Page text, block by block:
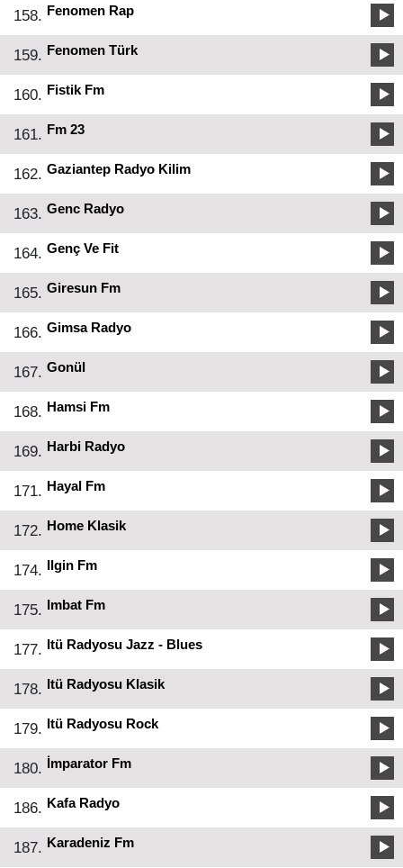
158. Fenomen Rap
159. Fenomen Türk
160. Fistik Fm
161. Fm 23
162. Gaziantep Radyo Kilim
163. Genc Radyo
164. Genç Ve Fit
165. Giresun Fm
166. Gimsa Radyo
167. Gonül
168. Hamsi Fm
169. Harbi Radyo
171. Hayal Fm
172. Home Klasik
174. Ilgin Fm
175. Imbat Fm
177. Itü Radyosu Jazz - Blues
178. Itü Radyosu Klasik
179. Itü Radyosu Rock
180. İmparator Fm
186. Kafa Radyo
187. Karadeniz Fm